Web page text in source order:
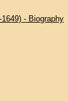
- Biography